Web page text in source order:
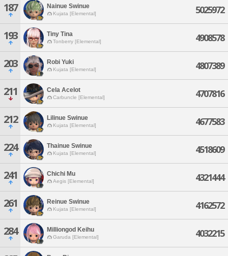
187 Nainue Swinue
Kujata [Elemental] 5025972
193 Tiny Tina
Tonberry [Elemental] 4908578
203 Robi Yuki
Kujata [Elemental] 4807389
211 Cela Acelot
Carbuncle [Elemental] 4707816
212 Lilinue Swinue
Kujata [Elemental] 4677583
224 Thainue Swinue
Kujata [Elemental] 4518609
241 Chichi Mu
Aegis [Elemental] 4321444
261 Reinue Swinue
Kujata [Elemental] 4162572
284 Milliongod Keihu
Garuda [Elemental] 4032215